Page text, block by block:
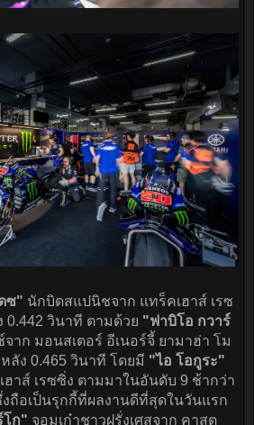
ซ" นักบิดสแปนิชจาก แทร็คเฮาส์ เรซ
0.442 วินาที ตามด้วย "ฟาบิโอ กวาร์
าก มอนสเตอร์ อีเนอร์จี้ ยามาฮ่า โม
ลัง 0.465 วินาที โดยมี "ไอ โอกูระ"
าส์ เรซซิ่ง ตามมาในอันดับ 9 ช้ากว่า
ถือเป็นรุกกี้ที่ผลงานดีที่สุดในวันแรก
โก" จอมเก๋าชาวฝรั่งเศสจาก คาสต